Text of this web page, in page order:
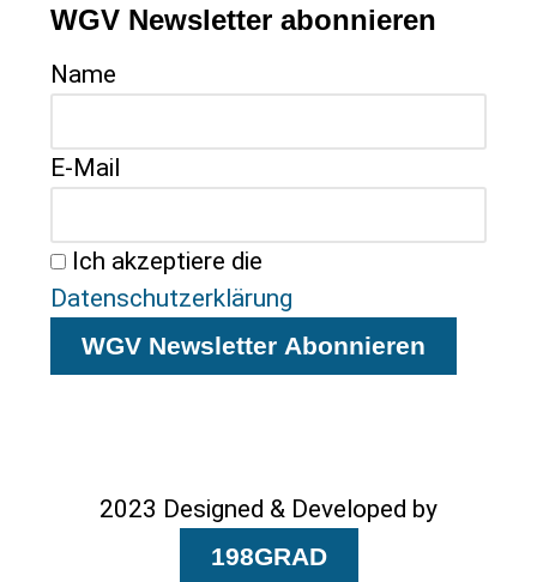
WGV Newsletter abonnieren
Name
E-Mail
Ich akzeptiere die
Datenschutzerklärung
WGV Newsletter Abonnieren
2023 Designed & Developed by
198GRAD